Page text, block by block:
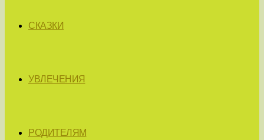
СКАЗКИ
УВЛЕЧЕНИЯ
РОДИТЕЛЯМ